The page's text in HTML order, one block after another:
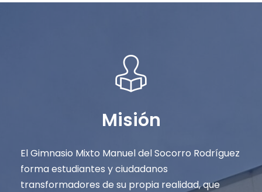
Misión
El Gimnasio Mixto Manuel del Socorro Rodríguez
forma estudiantes y ciudadanos
transformadores de su propia realidad, que